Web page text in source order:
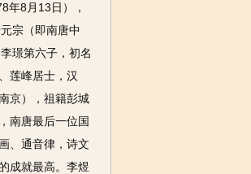
年8月13日），
宗（即南唐中
璟第六子，初名
莲峰居士，汉
京），祖籍彭城
南唐最后一位国
、通音律，诗文
成就最高。李煜